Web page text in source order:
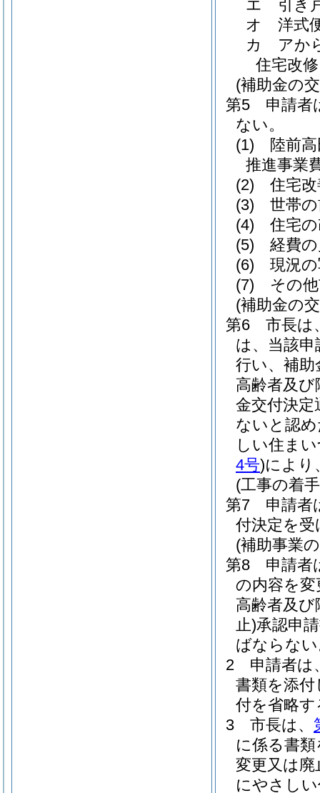
エ 引き
オ 洋式
カ アか
住宅改修
(補助金の
第5 申請者
ない。
(1) 陸前高
推進事業
(2) 住宅改
(3) 世帯の
(4) 住宅の
(5) 経費の
(6) 現況の
(7) その他
(補助金の
第6 市長は
は、当該
行い、補
高齢者及
金交付決定
ないと認
しい住ま
4号)により
(工事の着
第7 申請者
付決定を
(補助事業
第8 申請者
の内容を
高齢者及
止)承認申
ばならな
2 申請者は
書類を添
付を省略
3 市長は、
に係る書
変更又は
にやさし